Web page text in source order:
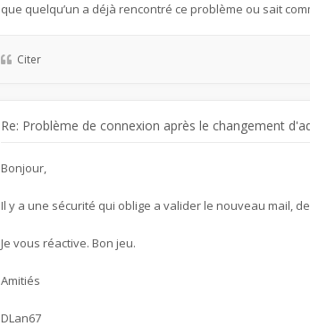
que quelqu’un a déjà rencontré ce problème ou sait
Citer
Re: Problème de connexion après le changement
Bonjour,
Il y a une sécurité qui oblige a valider le nouveau mail,
Je vous réactive. Bon jeu.
Amitiés
DLan67